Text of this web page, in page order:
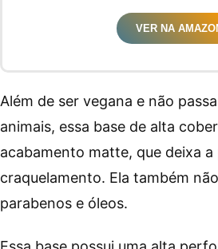
VER NA
Além de ser vegana e não
animais, essa base de alta
acabamento matte, que deixa a
craquelamento. Ela também
parabenos e óleos.